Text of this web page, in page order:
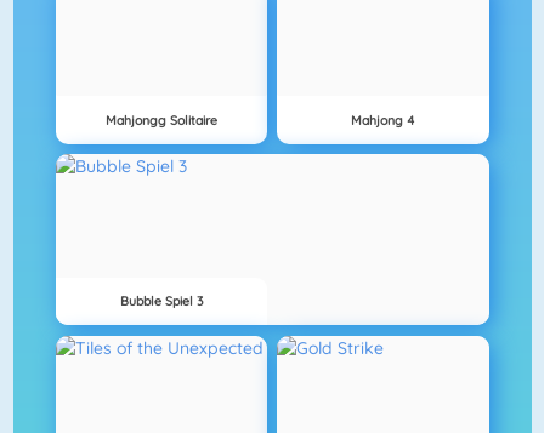
Mahjongg Solitaire Mahjong 4
Bubble Spiel 3